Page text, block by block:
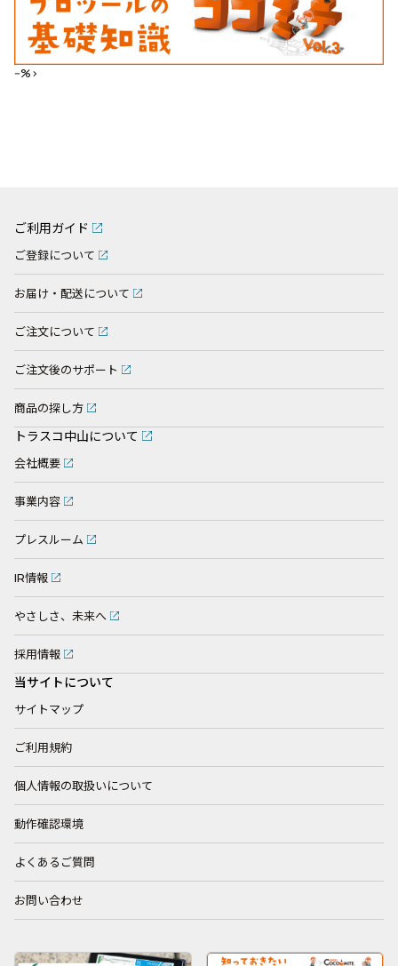
--%>
ご利用ガイド
ご登録について
お届け・配送について
ご注文について
ご注文後のサポート
商品の探し方
トラスコ中山について
会社概要
事業内容
プレスルーム
IR情報
やさしさ、未来へ
採用情報
当サイトについて
サイトマップ
ご利用規約
個人情報の取扱いについて
動作確認環境
よくあるご質問
お問い合わせ